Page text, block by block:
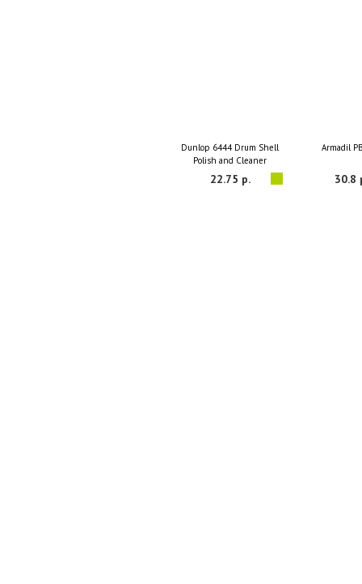
Dunlop 6444 Drum Shell
Polish and Cleaner
22.75 р.
Armadil
30.8